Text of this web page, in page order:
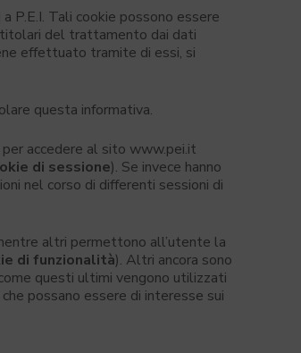
P.E.I. Tali cookie possono essere
del trattamento dai dati
effettuato tramite di essi, si
questa informativa.
accedere al sito www.pei.it
di sessione). Se invece hanno
nel corso di differenti sessioni di
altri permettono all’utente la
di funzionalità). Altri ancora sono
questi ultimi vengono utilizzati
possano essere di interesse sui